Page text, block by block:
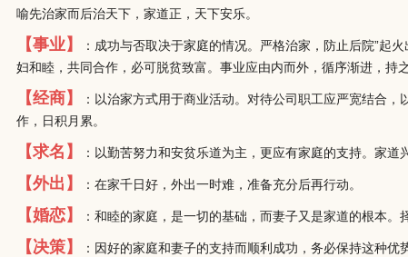
喻先治家而后治天下，家道正，天下安乐。
【事业】
：成功与否取决于家庭的情况。严格治家，防止后院”起
妇和睦，共同合作，必可脱贫致富。事业应由内而外，循序渐进，持
【经商】
：以治家方式用于商业活动。对待公司职工应严宽结合
作，日积月累。
【求名】 ：以勤苦努力和安贫乐道为主，更应有家庭的支持。家道
【外出】 ：在家千日好，外出一时难，准备充分后再行动。
【婚恋】 ：和睦的家庭，是一切的基础，而妻子又是家道的根本。
【决策】
：因好的家庭和妻子的支持而顺利成功，务必保持这种